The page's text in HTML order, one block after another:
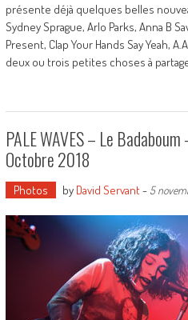
présente déjà quelques belles
Sydney Sprague, Arlo Parks, Anna B
Present, Clap Your Hands Say Yeah,
deux ou trois petites choses à
PALE WAVES – Le
Octobre 2018
Photos by David Servant- 5